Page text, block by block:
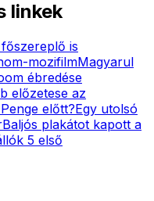
linkek
is
mozifilmMagyarul
ébredése
előzetese az
előtt?Egy utolsó
Baljós plakátot kapott a
5 első